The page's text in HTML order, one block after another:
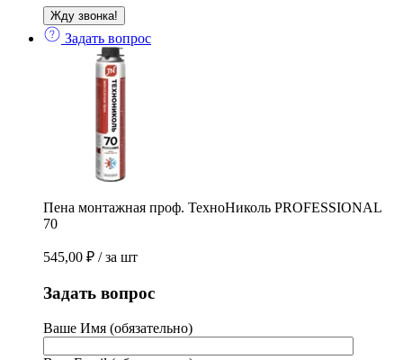
Задать вопрос
Пена монтажная проф. ТехноНиколь PROFESSIONAL
70
545,00 ₽ / за шт
Задать вопрос
Ваше Имя (обязательно)